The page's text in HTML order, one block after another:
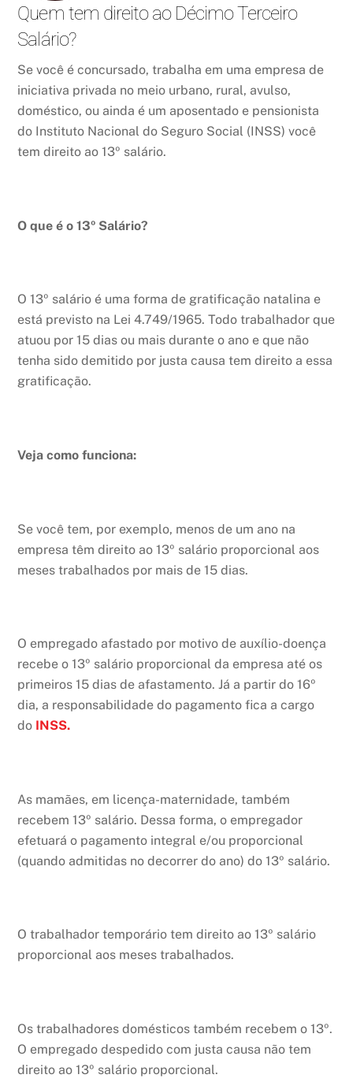
Quem tem direito ao Décimo Terceiro
Salário?
Se você é concursado, trabalha em uma empresa de
iniciativa privada no meio urbano, rural, avulso,
doméstico, ou ainda é um aposentado e pensionista
do Instituto Nacional do Seguro Social (INSS) você
tem direito ao 13º salário.
O que é o 13º Salário?
O 13º salário é uma forma de gratificação natalina e
está previsto na Lei 4.749/1965. Todo trabalhador que
atuou por 15 dias ou mais durante o ano e que não
tenha sido demitido por justa causa tem direito a essa
gratificação.
Veja como funciona:
Se você tem, por exemplo, menos de um ano na
empresa têm direito ao 13º salário proporcional aos
meses trabalhados por mais de 15 dias.
O empregado afastado por motivo de auxílio-doença
recebe o 13º salário proporcional da empresa até os
primeiros 15 dias de afastamento. Já a partir do 16º
dia, a responsabilidade do pagamento fica a cargo
do INSS.
As mamães, em licença-maternidade, também
recebem 13º salário. Dessa forma, o empregador
efetuará o pagamento integral e/ou proporcional
(quando admitidas no decorrer do ano) do 13º salário.
O trabalhador temporário tem direito ao 13º salário
proporcional aos meses trabalhados.
Os trabalhadores domésticos também recebem o 13º.
O empregado despedido com justa causa não tem
direito ao 13º salário proporcional.